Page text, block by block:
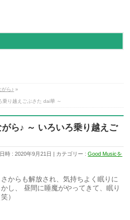
ら♪ »
り越えごぶさた dai華 ～
ら♪ ～ いろいろ乗り越えご
時 : 2020年9月21日 カテゴリー :Good Musicを
からも解放され、気持ちよく眠りに
し、 昼間に睡魔がやってきて、眠り
）